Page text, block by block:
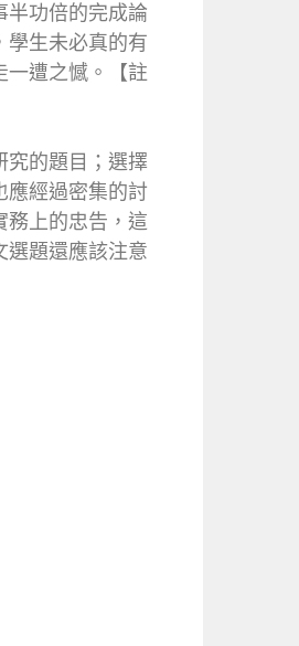
半功倍的完成論
學生未必真的有
一遭之憾。【註
究的題目；選擇
應經過密集的討
務上的忠告，這
選題還應該注意